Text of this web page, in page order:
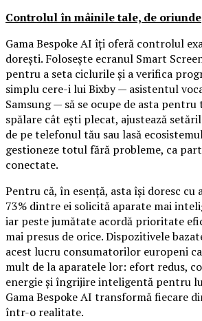
Controlul în mâinile tale, de oriunde
Gama Bespoke AI îți oferă controlul
dorești. Folosește ecranul Smart
pentru a seta ciclurile și a verifica
simplu cere-i lui Bixby — asistentul
Samsung — să se ocupe de asta
spălare cât ești plecat, ajustează
de pe telefonul tău sau lasă
gestioneze totul fără probleme, ca
conectate.
Pentru că, în esență, asta își doresc cu
73% dintre ei solicită aparate mai
iar peste jumătate acordă prioritate
mai presus de orice. Dispozitivele
acest lucru consumatorilor europeni
mult de la aparatele lor: efort redus,
energie și îngrijire inteligentă pentru
Gama Bespoke AI transformă fiecare
într-o realitate.